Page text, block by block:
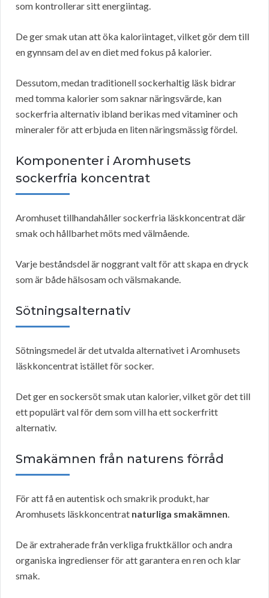
som kontrollerar sitt energiintag.
De ger smak utan att öka kaloriintaget, vilket gör dem till
en gynnsam del av en diet med fokus på kalorier.
Dessutom, medan traditionell sockerhaltig läsk bidrar
med tomma kalorier som saknar näringsvärde, kan
sockerfria alternativ ibland berikas med vitaminer och
mineraler för att erbjuda en liten näringsmässig fördel.
Komponenter i Aromhusets
sockerfria koncentrat
Aromhuset tillhandahåller sockerfria läskkoncentrat där
smak och hållbarhet möts med välmående.
Varje beståndsdel är noggrant valt för att skapa en dryck
som är både hälsosam och välsmakande.
Sötningsalternativ
Sötningsmedel är det utvalda alternativet i Aromhusets
läskkoncentrat istället för socker.
Det ger en sockersöt smak utan kalorier, vilket gör det till
ett populärt val för dem som vill ha ett sockerfritt
alternativ.
Smakämnen från naturens förråd
För att få en autentisk och smakrik produkt, har
Aromhusets läskkoncentrat naturliga smakämnen.
De är extraherade från verkliga fruktkällor och andra
organiska ingredienser för att garantera en ren och klar
smak.